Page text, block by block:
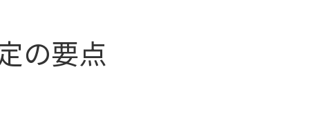
の要点